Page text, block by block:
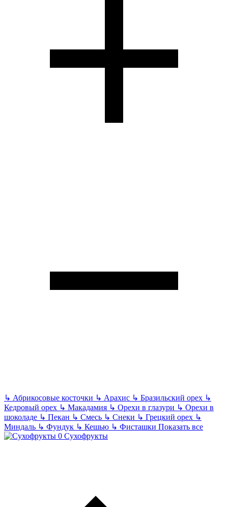
↳ Абрикосовые косточки ↳ Арахис ↳ Бразильский орех ↳
Кедровый орех ↳ Макадамия ↳ Орехи в глазури ↳ Орехи в
шоколаде ↳ Пекан ↳ Смесь ↳ Снеки ↳ Грецкий орех ↳
Миндаль ↳ Фундук ↳ Кешью ↳ Фисташки Показать все
Сухофрукты